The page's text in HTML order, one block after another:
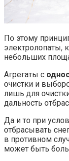
По этому
электролопаты,
небольших
Агрегаты с
очистки и
лишь для
дальность
Да и то при
отбрасывать
в противном
может быть